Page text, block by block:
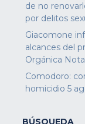
de no
por delitos
Giacomone
alcances del
Orgánica
Comodoro:
homicidio 5